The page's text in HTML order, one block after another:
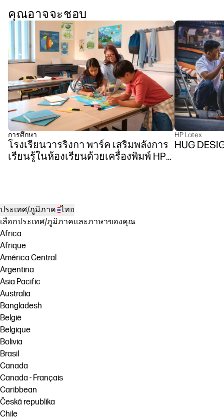
คุณอาจจะชอบ
การศึกษา
โรงเรียนวารริงกา พาร์ค เสริมพลังการ
เรียนรู้ในห้องเรียนด้วยเครื่องพิมพ์ HP
HP Latex
HUG
ประเทศ/ภูมิภาค ไทย
เลือกประเทศ/ภูมิภาคและภาษาของคุณ
Africa
Afrique
América Central
Argentina
Asia Pacific
Australia
Bangladesh
België
Belgique
Bolivia
Brasil
Canada
Canada - Français
Caribbean
Česká republika
Chile